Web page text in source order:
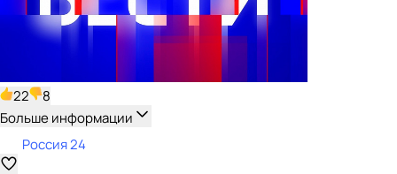
22
8
Больше информации
Россия 24